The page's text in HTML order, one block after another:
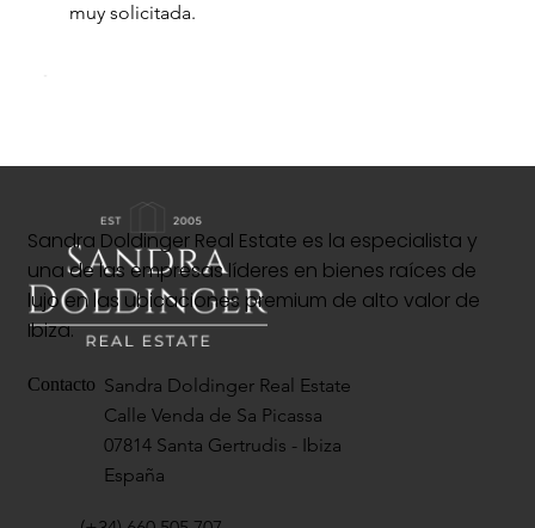
muy solicitada.
Sandra Doldinger Real Estate es la especialista y
una de las empresas líderes en bienes raíces de
lujo en las ubicaciones premium de alto valor de
Ibiza.
Contacto Sandra Doldinger Real Estate
Calle Venda de Sa Picassa
07814 Santa Gertrudis - Ibiza
España